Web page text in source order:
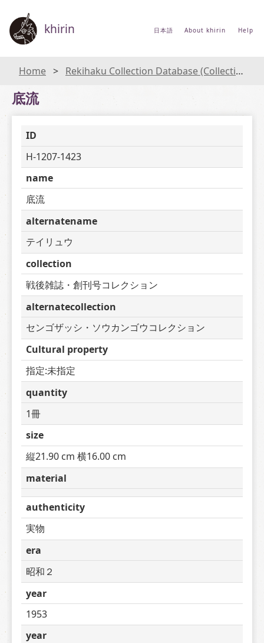
khirin 日本語 About khirin Help
Home Rekihaku Collection Database (Collections Database of the National Museum of Japanese History)
底流
ID
H-1207-1423
name
底流
alternatename
テイリュウ
collection
戦後雑誌・創刊号コレクション
alternatecollection
センゴザッシ・ソウカンゴウコレクション
Cultural property
指定:未指定
quantity
1冊
size
縦21.90 cm 横16.00 cm
material
authenticity
実物
era
昭和２
year
1953
year